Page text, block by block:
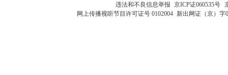
违法和不良信息举报 京ICP证060535号
网上传播视听节目许可证号 0102004 新出网证（京）